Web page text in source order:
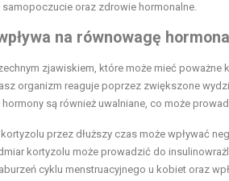
samopoczucie oraz zdrowie hormonalne.
na równowagę
zjawiskiem, które może mieć
organizm reaguje poprzez zwiększone
hormony są również uwalniane, co może
przez dłuższy czas może wpływać
kortyzolu może prowadzić do
cyklu menstruacyjnego u kobiet oraz